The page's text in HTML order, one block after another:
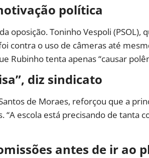
política
oposição. Toninho Vespoli
contra o uso de câmeras até
Rubinho tenta apenas “causar
diz sindicato
de Moraes, reforçou que a
escola está precisando de tanta
antes de ir ao